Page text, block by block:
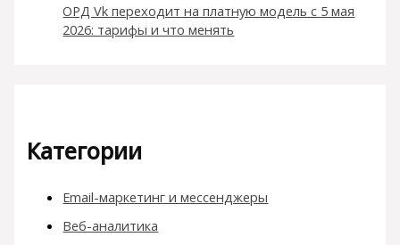
ОРД Vk переходит на платную модель с 5 мая
2026: тарифы и что менять
Категории
Email-маркетинг и мессенджеры
Веб-аналитика